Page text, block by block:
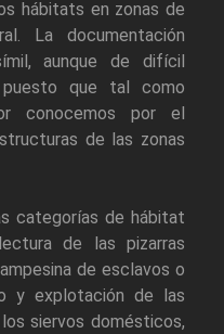
hábitats en zonas de
La documentación
aunque de difícil
puesto que tal como
conocemos por el
de las zonas
categorías de hábitat
de las pizarras
de esclavos o
y explotación de las
siervos domésticos,